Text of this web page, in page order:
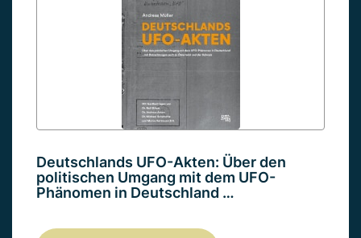
Deutschlands UFO-Akten: Über den
politischen Umgang mit dem UFO-
Phänomen in Deutschland …